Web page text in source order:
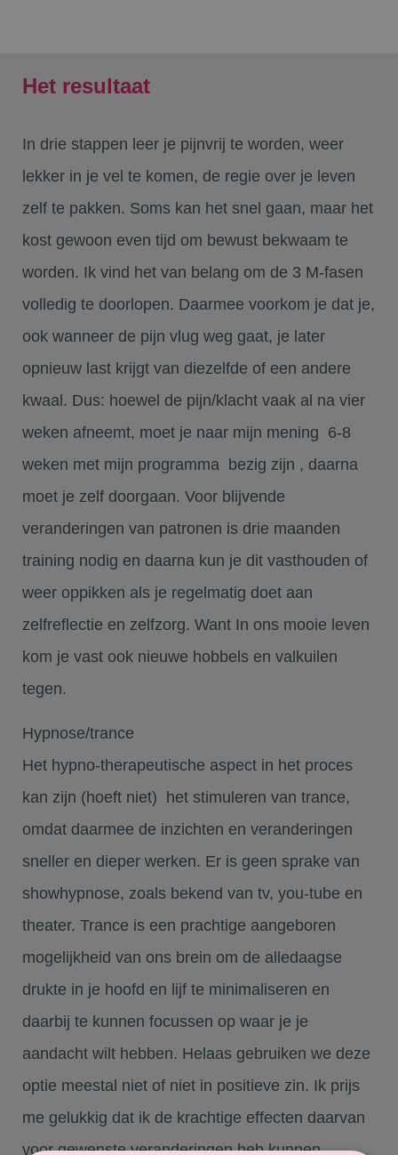
Het resultaat
In drie stappen leer je pijnvrij te worden, weer
lekker in je vel te komen, de regie over je leven
zelf te pakken. Soms kan het snel gaan, maar het
kost gewoon even tijd om bewust bekwaam te
worden. Ik vind het van belang om de 3 M-fasen
volledig te doorlopen. Daarmee voorkom je dat je,
ook wanneer de pijn vlug weg gaat, je later
opnieuw last krijgt van diezelfde of een andere
kwaal. Dus: hoewel de pijn/klacht vaak al na vier
weken afneemt, moet je naar mijn mening 6-8
weken met mijn programma bezig zijn , daarna
moet je zelf doorgaan. Voor blijvende
veranderingen van patronen is drie maanden
training nodig en daarna kun je dit vasthouden of
weer oppikken als je regelmatig doet aan
zelfreflectie en zelfzorg. Want In ons mooie leven
kom je vast ook nieuwe hobbels en valkuilen
tegen.
Hypnose/trance
Het hypno-therapeutische aspect in het proces
kan zijn (hoeft niet) het stimuleren van trance,
omdat daarmee de inzichten en veranderingen
sneller en dieper werken. Er is geen sprake van
showhypnose, zoals bekend van tv, you-tube en
theater. Trance is een prachtige aangeboren
mogelijkheid van ons brein om de alledaagse
drukte in je hoofd en lijf te minimaliseren en
daarbij te kunnen focussen op waar je je
aandacht wilt hebben. Helaas gebruiken we deze
optie meestal niet of niet in positieve zin. Ik prijs
me gelukkig dat ik de krachtige effecten daarvan
voor gewenste veranderingen heb kunnen